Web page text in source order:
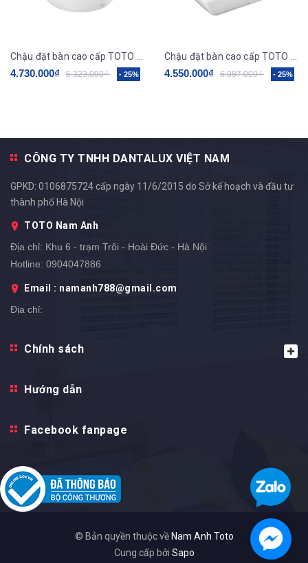
Chậu đặt bàn cao cấp TOTO LT1706
4.730.000₫ 6.323.000₫ - 25%
Chậu đặt bàn cao cấp TOTO LT1735
4.550.000₫ 6.087.000₫ - 25%
CÔNG TY TNHH DANTALUX VIỆT NAM
GPKD: 0106875724 cấp ngày 11/6/2015 do Sở kế hoạch và đầu tư
thành phố Hà Nội
TOTO Nam Anh
Địa chỉ: Khu 6 - trạm Trôi - Hoài Đức - Hà Nội
Hotline: 0904047886
Email : namanh788@gmail.com
Địa chỉ: